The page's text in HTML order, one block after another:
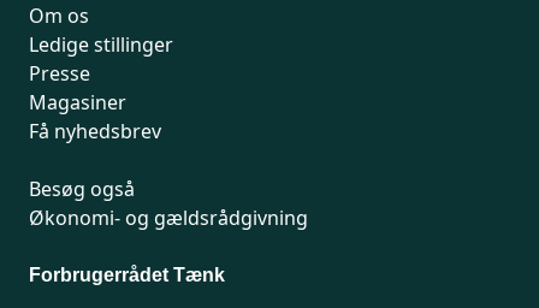
Om os
Ledige stillinger
Presse
Magasiner
Få nyhedsbrev
Besøg også
Økonomi- og gældsrådgivning
Forbrugerrådet Tænk